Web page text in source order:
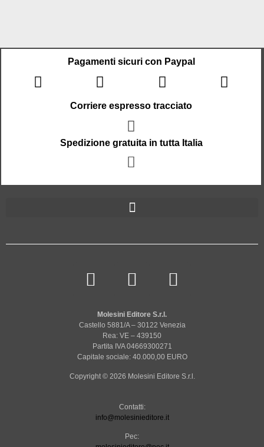
Pagamenti sicuri con Paypal
Corriere espresso tracciato
Spedizione gratuita in tutta Italia
Molesini Editore S.r.l.
Castello 5881/A – 30122 Venezia
Rea: VE – 439150
Partita IVA 04669300271
Capitale sociale: 40.000,00 EURO
Copyright © 2026 Molesini Editore S.r.l.
Contatti:
info@molesinieditore.it
Pec: